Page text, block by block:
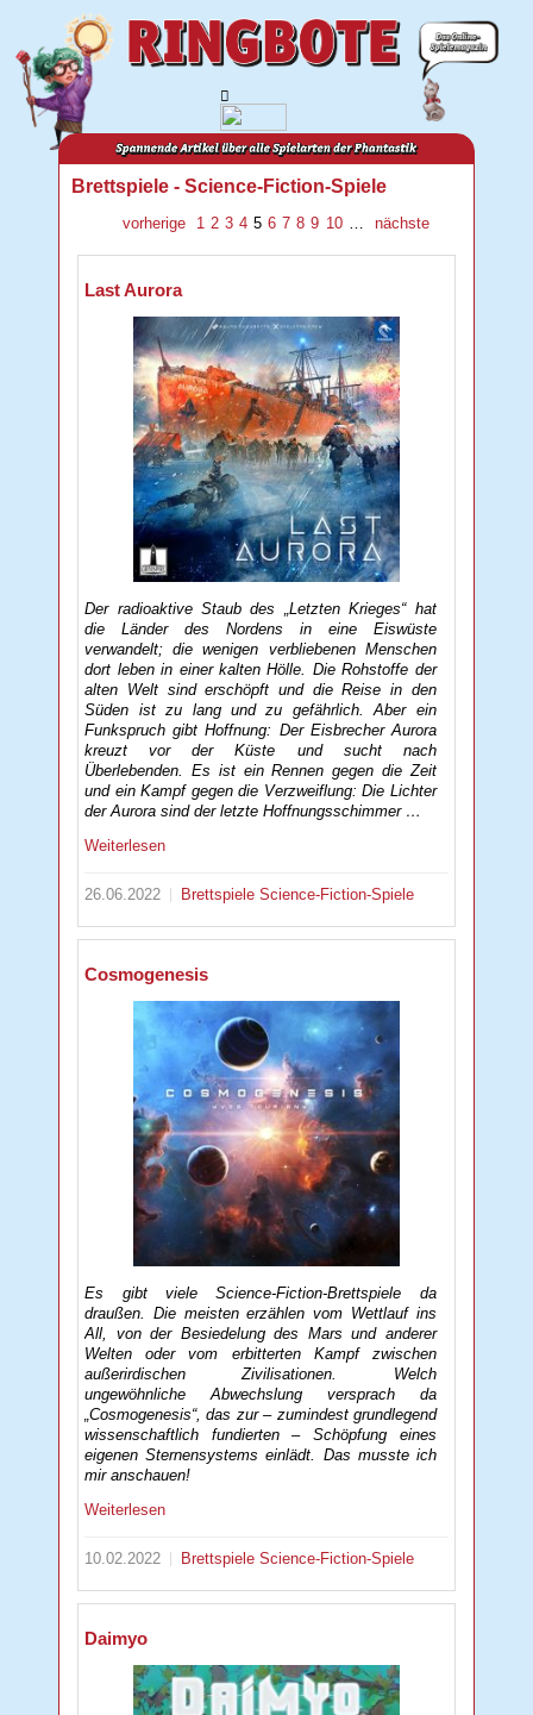
Brettspiele - Science-Fiction-Spiele
vorherige 1 2 3 4 5 6 7 8 9 10 … nächste
Last Aurora
Der radioaktive Staub des „Letzten Krieges“ hat
die Länder des Nordens in eine Eiswüste
verwandelt; die wenigen verbliebenen Menschen
dort leben in einer kalten Hölle. Die Rohstoffe der
alten Welt sind erschöpft und die Reise in den
Süden ist zu lang und zu gefährlich. Aber ein
Funkspruch gibt Hoffnung: Der Eisbrecher Aurora
kreuzt vor der Küste und sucht nach
Überlebenden. Es ist ein Rennen gegen die Zeit
und ein Kampf gegen die Verzweiflung: Die Lichter
der Aurora sind der letzte Hoffnungsschimmer …
Weiterlesen
26.06.2022 BrettspieleScience-Fiction-Spiele
Cosmogenesis
Es gibt viele Science-Fiction-Brettspiele da
draußen. Die meisten erzählen vom Wettlauf ins
All, von der Besiedelung des Mars und anderer
Welten oder vom erbitterten Kampf zwischen
außerirdischen Zivilisationen. Welch
ungewöhnliche Abwechslung versprach da
„Cosmogenesis“, das zur – zumindest grundlegend
wissenschaftlich fundierten – Schöpfung eines
eigenen Sternensystems einlädt. Das musste ich
mir anschauen!
Weiterlesen
10.02.2022 BrettspieleScience-Fiction-Spiele
Daimyo